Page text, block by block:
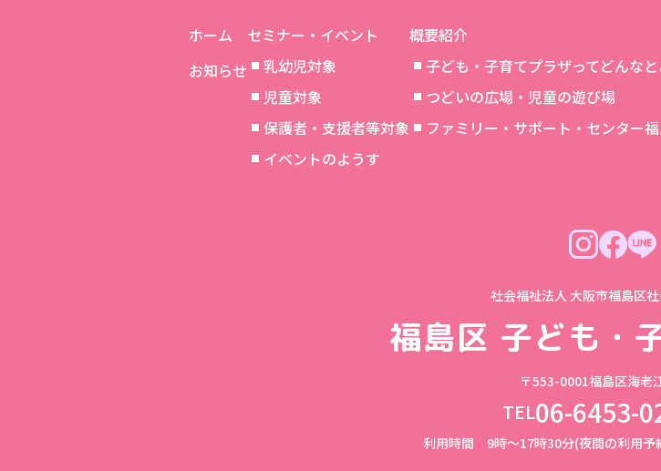
ホーム
お知らせ
セミナー・イベント
乳幼児対象
児童対象
保護者・支援者等対象
イベントのようす
概要紹介
子ども・子育てプラザってどんなと
つどいの広場・児童の遊び場
ファミリー・サポート・センター
社会福祉法人 大阪市福島区
福島区 子ども・
〒553-0001福島区海老
TEL06-6453-
利用時間 9時～17時30分(夜間の利用予